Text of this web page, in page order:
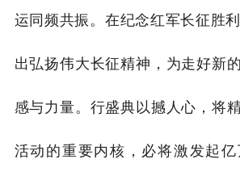
运同频共振。在纪念红军长征胜
出弘扬伟大长征精神，为走好新
感与力量。行盛典以撼人心，将
活动的重要内核，必将激发起